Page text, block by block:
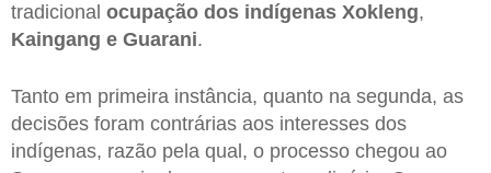
tradicional ocupação dos indígenas Xokleng,
Kaingang e Guarani.
Tanto em primeira instância, quanto na segunda, as
decisões foram contrárias aos interesses dos
indígenas, razão pela qual, o processo chegou ao